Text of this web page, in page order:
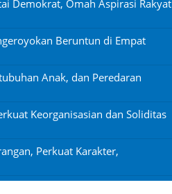
Demokrat, Omah Aspirasi Rakyat
Beruntun di Empat
Anak, dan Peredaran
Keorganisasian dan Soliditas
Perkuat Karakter,